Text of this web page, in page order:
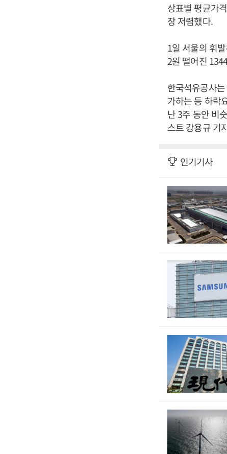
상표별 평균가
장 저렴했다.
1일 서울의 휘
2원 떨어진
한국석유공사
가하는 등 하락
난 3주 동안 비
스트 강용규 기
인기기사